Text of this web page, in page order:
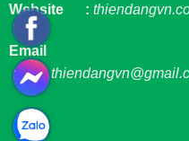
Website :
Email
: